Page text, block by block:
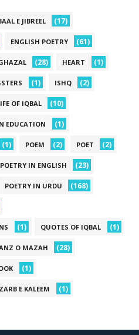
E JIBREEL (17)
ENGLISH POETRY (61)
(28) HEART (1)
(1) ISHQ (2)
OF IQBAL (10)
EDUCATION (1)
(1) POEM (2) POET (2)
POETRY IN ENGLISH (23)
POETRY IN URDU (168)
(1) QUOTES OF IQBAL (1)
O MAZAH (28)
(1)
ZARB E KALEEM (1)